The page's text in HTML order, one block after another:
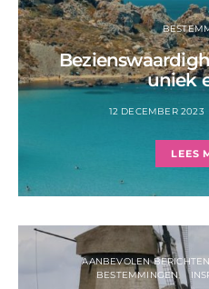
uniek
12 DECEMBER 2023
LEES
AANBEVOLEN
BESTEMMINGEN